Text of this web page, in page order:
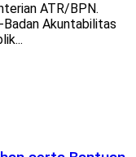
ATR/BPN.
Akuntabilitas